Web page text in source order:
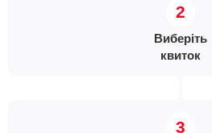
Виберіть
квиток